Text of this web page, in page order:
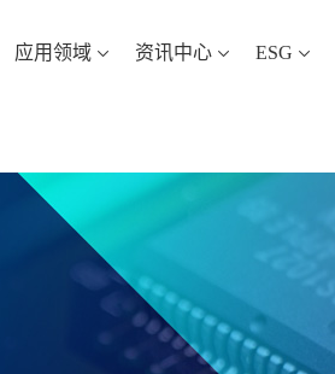
应用领域 资讯中心 ESG